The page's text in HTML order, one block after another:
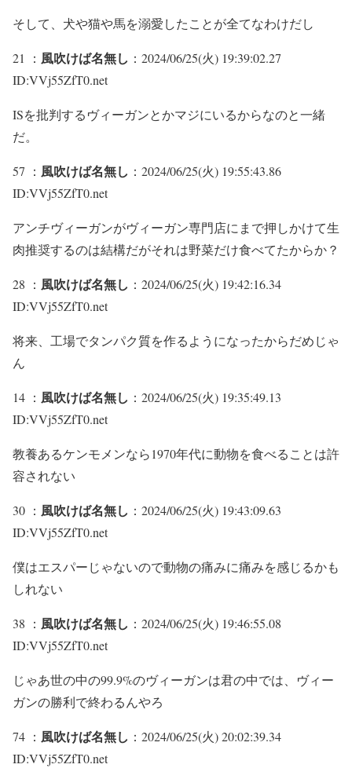
そして、犬や猫や馬を溺愛したことが全てなわけだし
21 ： 風吹けば名無し ：2024/06/25(火) 19:39:02.27
ID:VVj55ZfT0.net
ISを批判するヴィーガンとかマジにいるからなのと一緒
だ。
57 ： 風吹けば名無し ：2024/06/25(火) 19:55:43.86
ID:VVj55ZfT0.net
アンチヴィーガンがヴィーガン専門店にまで押しかけて生
肉推奨するのは結構だがそれは野菜だけ食べてたからか？
28 ： 風吹けば名無し ：2024/06/25(火) 19:42:16.34
ID:VVj55ZfT0.net
将来、工場でタンパク質を作るようになったからだめじゃ
ん
14 ： 風吹けば名無し ：2024/06/25(火) 19:35:49.13
ID:VVj55ZfT0.net
教養あるケンモメンなら1970年代に動物を食べることは許
容されない
30 ： 風吹けば名無し ：2024/06/25(火) 19:43:09.63
ID:VVj55ZfT0.net
僕はエスパーじゃないので動物の痛みに痛みを感じるかも
しれない
38 ： 風吹けば名無し ：2024/06/25(火) 19:46:55.08
ID:VVj55ZfT0.net
じゃあ世の中の99.9%のヴィーガンは君の中では、ヴィー
ガンの勝利で終わるんやろ
74 ： 風吹けば名無し ：2024/06/25(火) 20:02:39.34
ID:VVj55ZfT0.net